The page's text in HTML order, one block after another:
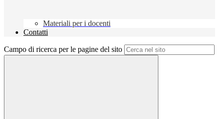
Materiali per i docenti
Contatti
Campo di ricerca per le pagine del sito